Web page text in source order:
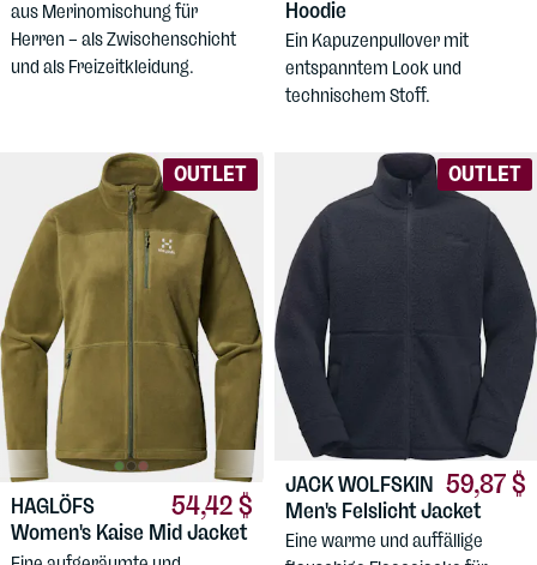
aus Merinomischung für
Herren – als Zwischenschicht
und als Freizeitkleidung.
Hoodie
Ein Kapuzenpullover mit
entspanntem Look und
technischem Stoff.
OUTLET
54,42 $
HAGLÖFS
Women's Kaise Mid Jacket
OUTLET
59,87 $
JACK WOLFSKIN
Men's Felslicht Jacket
Eine warme und auffällige